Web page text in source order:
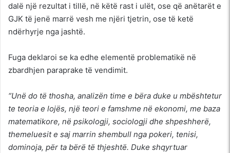
dalë një rezultat i tillë, në këtë rast i ulët, ose që anëtarët e
GJK të jenë marrë vesh me njëri tjetrin, ose të ketë
ndërhyrje nga jashtë.
Fuga deklaroi se ka edhe elementë problematikë në
zbardhjen paraprake të vendimit.
“Unë do të thosha, analizën time e bëra duke u mbështetur
te teoria e lojës, një teori e famshme në ekonomi, me baza
matematikore, në psikologji, sociologji dhe shpeshherë,
themeluesit e saj marrin shembull nga pokeri, tenisi,
dominoja, për ta bërë të thjeshtë. Duke shqyrtuar